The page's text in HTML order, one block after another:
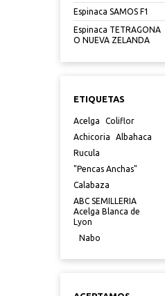
Espinaca SAMOS F1
Espinaca TETRAGONA
O NUEVA ZELANDA
ETIQUETAS
Acelga
Coliflor
Achicoria
Albahaca
Rucula
"Pencas Anchas"
Calabaza
ABC SEMILLERIA
Acelga Blanca de
Lyon
Nabo